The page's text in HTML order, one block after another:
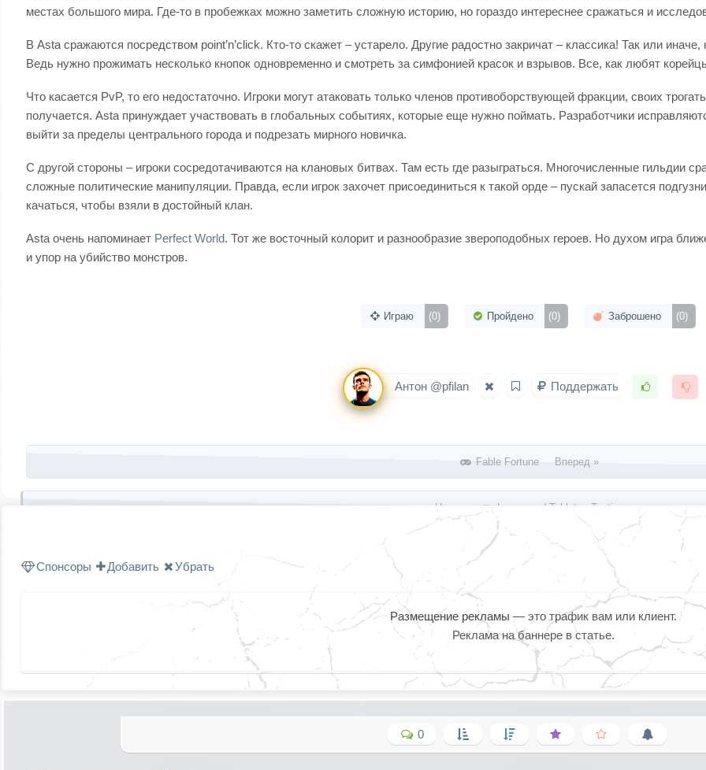
местах большого мира. Где-то в пробежках можно заметить сложную историю, но гораздо интереснее сражаться и
В Asta сражаются посредством point’n’click. Кто-то скажет – устарело. Другие радостно закричат – классика! Так или иначе,
Ведь нужно прожимать несколько кнопок одновременно и смотреть за симфонией красок и взрывов. Все, как любят
Что касается PvP, то его недостаточно. Игроки могут атаковать только членов противоборствующей фракции, своих
получается. Asta принуждает участвовать в глобальных событиях, которые еще нужно поймать. Разработчики
выйти за пределы центрального города и подрезать мирного новичка.
С другой стороны – игроки сосредотачиваются на клановых битвах. Там есть где разыграться. Многочисленные гильдии
сложные политические манипуляции. Правда, если игрок захочет присоединиться к такой орде – пускай запасется
качаться, чтобы взяли в достойный клан.
Asta очень напоминает Perfect World. Тот же восточный колорит и разнообразие звероподобных героев. Но духом игра
и упор на убийство монстров.
Играю (0) Пройдено (0) Заброшено (0)
Антон @pfilan Поддержать
Запись навигация
Fable Fortune Вперед »
« Назад Longsword Tabletop Tactics
Спонсоры Добавить Убрать
Размещение рекламы — это трафик вам или клиент.
Реклама на баннере в статье.
0